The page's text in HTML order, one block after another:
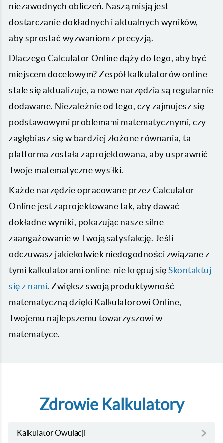
niezawodnych obliczeń. Naszą misją jest
dostarczanie dokładnych i aktualnych wyników,
aby sprostać wyzwaniom z precyzją.
Dlaczego Calculator Online dąży do tego, aby być
miejscem docelowym? Zespół kalkulatorów online
stale się aktualizuje, a nowe narzędzia są regularnie
dodawane. Niezależnie od tego, czy zajmujesz się
podstawowymi problemami matematycznymi, czy
zagłębiasz się w bardziej złożone równania, ta
platforma została zaprojektowana, aby usprawnić
Twoje matematyczne wysiłki.
Każde narzędzie opracowane przez Calculator
Online jest zaprojektowane tak, aby dawać
dokładne wyniki, pokazując nasze silne
zaangażowanie w Twoją satysfakcję. Jeśli
odczuwasz jakiekolwiek niedogodności związane z
tymi kalkulatorami online, nie krępuj się Skontaktuj
się z nami. Zwiększ swoją produktywność
matematyczną dzięki Kalkulatorowi Online,
Twojemu najlepszemu towarzyszowi w
matematyce.
Zdrowie Kalkulatory
Kalkulator Owulacji